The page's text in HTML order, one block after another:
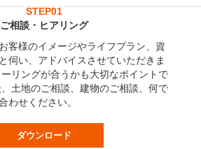
STEP01
ご相談・ヒアリング
客様のイメージやライフプラン、資
伺い、アドバイスさせていただきま
リングが合うかも大切なポイントで
土地のご相談、建物のご相談、何で
わせください。
ダウンロード